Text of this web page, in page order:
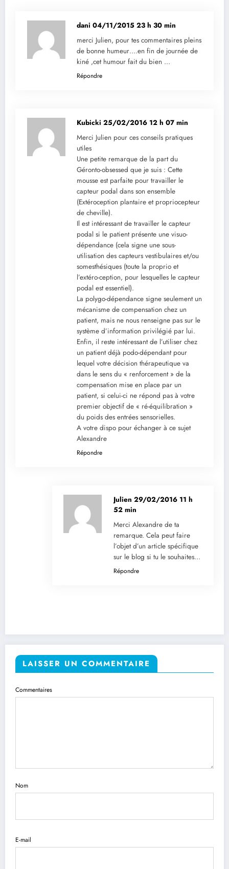
dani 04/11/2015 23 h 30 min
merci Julien, pour tes commentaires pleins
de bonne humeur….en fin de journée de
kiné ,cet humour fait du bien …
Répondre
Kubicki 25/02/2016 12 h 07 min
Merci Julien pour ces conseils pratiques
utiles
Une petite remarque de la part du
Géronto-obsessed que je suis : Cette
mousse est parfaite pour travailler le
capteur podal dans son ensemble
(Extéroception plantaire et propriocepteur
de cheville).
Il est intéressant de travailler le capteur
podal si le patient présente une visuo-
dépendance (cela signe une sous-
utilisation des capteurs vestibulaires et/ou
somesthésiques (toute la proprio et
l’extéro-ception, pour lesquelles le capteur
podal est essentiel).
La polygo-dépendance signe seulement un
mécanisme de compensation chez un
patient, mais ne nous renseigne pas sur le
système d’information privilégié par lui.
Enfin, il reste intéressant de l’utiliser chez
un patient déjà podo-dépendant pour
lequel votre décision thérapeutique va
dans le sens du « renforcement » de la
compensation mise en place par un
patient, si celui-ci ne répond pas à votre
premier objectif de « ré-équilibration »
du poids des entrées sensorielles.
A votre dispo pour échanger à ce sujet
Alexandre
Répondre
Julien 29/02/2016 11 h
52 min
Merci Alexandre de ta
remarque. Cela peut faire
l’objet d’un article spécifique
sur le blog si tu le souhaites…
Répondre
LAISSER UN COMMENTAIRE
Commentaires
Nom
E-mail